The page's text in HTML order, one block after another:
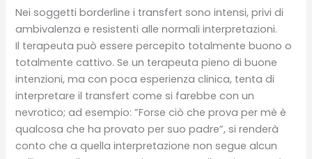
Nei soggetti borderline i transfert sono intensi, privi di
ambivalenza e resistenti alle normali interpretazioni.
Il terapeuta può essere percepito totalmente buono o
totalmente cattivo. Se un terapeuta pieno di buone
intenzioni, ma con poca esperienza clinica, tenta di
interpretare il transfert come si farebbe con un
nevrotico; ad esempio: ”Forse ciò che prova per mè è
qualcosa che ha provato per suo padre”, si renderà
conto che a quella interpretazione non segue alcun